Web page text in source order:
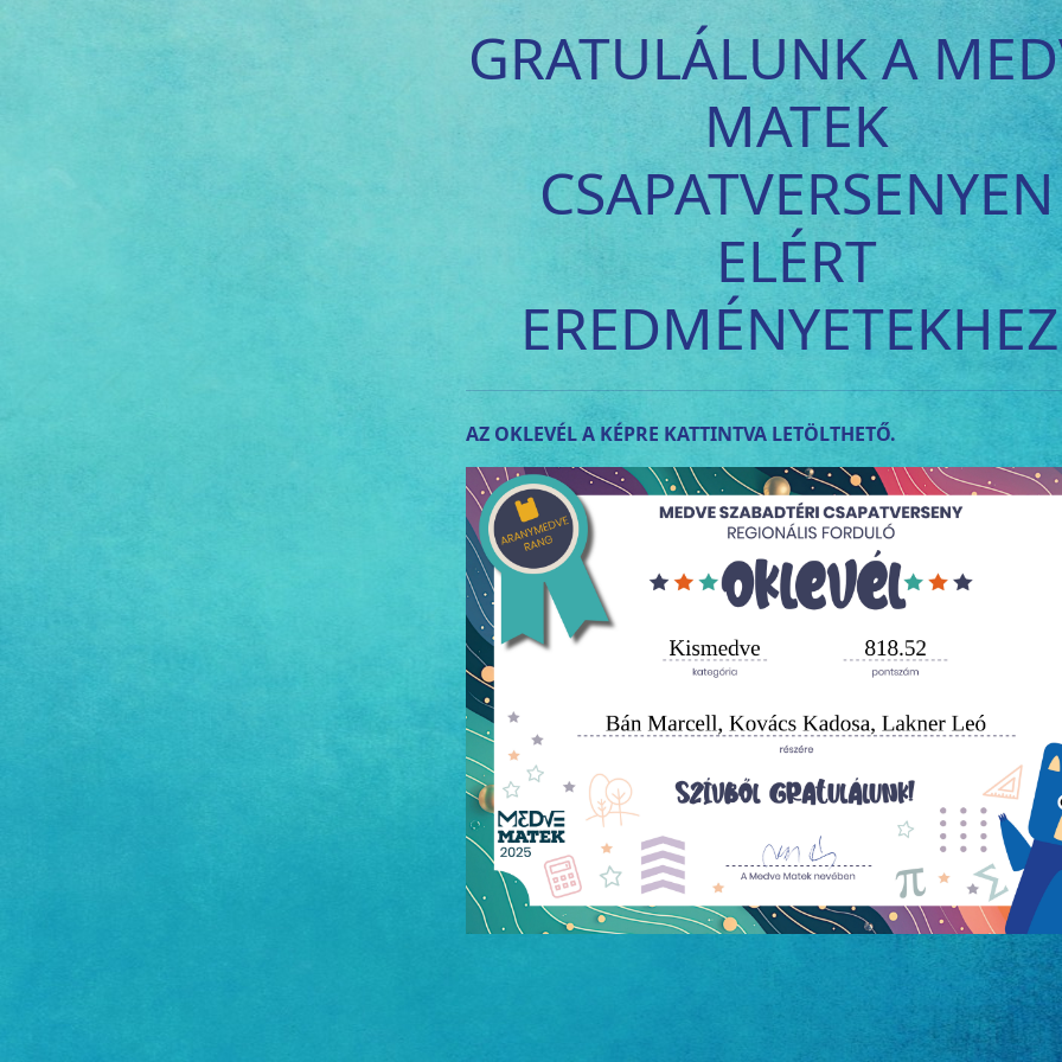
GRATULÁLUNK A
MATEK
CSAPATVERSENYEN
ELÉRT
AZ OKLEVÉL A KÉPRE KATTINTVA LETÖLTHETŐ.